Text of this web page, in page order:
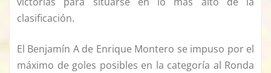
clasificación.
El Benjamín A de Enrique Montero se impuso por el
máximo de goles posibles en la categoría al Ronda